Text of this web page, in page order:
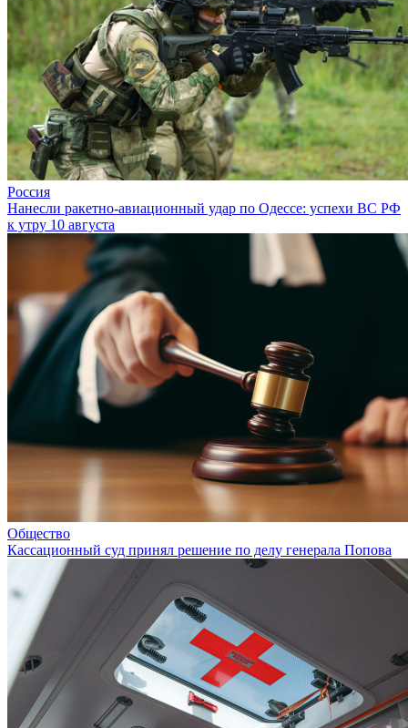
Россия
Нанесли ракетно-авиационный удар по Одессе: успехи ВС РФ
к утру 10 августа
Общество
Кассационный суд принял решение по делу генерала Попова